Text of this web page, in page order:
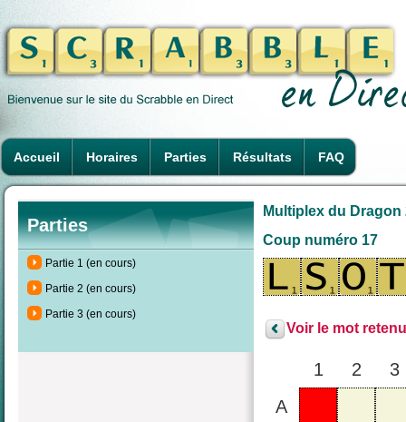
Accueil Horaires Parties Résultats FAQ
Parties
Partie 1 (en cours)
Partie 2 (en cours)
Partie 3 (en cours)
Multiplex du
Coup numéro 17
Voir le mot
1 2
3
A